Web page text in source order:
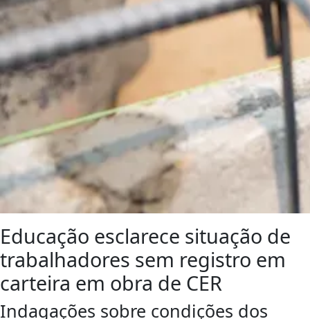
Educação esclarece situação de
trabalhadores sem registro em
carteira em obra de CER
Indagações sobre condições dos